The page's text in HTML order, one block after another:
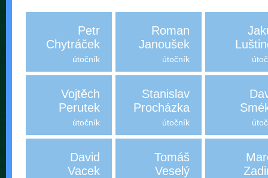
Petr
Chytráček
útočník
Roman
Janoušek
útočník
Vojtěch
Perutek
útočník
Stanislav
Procházka
útočník
David
Vacek
Tomáš
Veselý